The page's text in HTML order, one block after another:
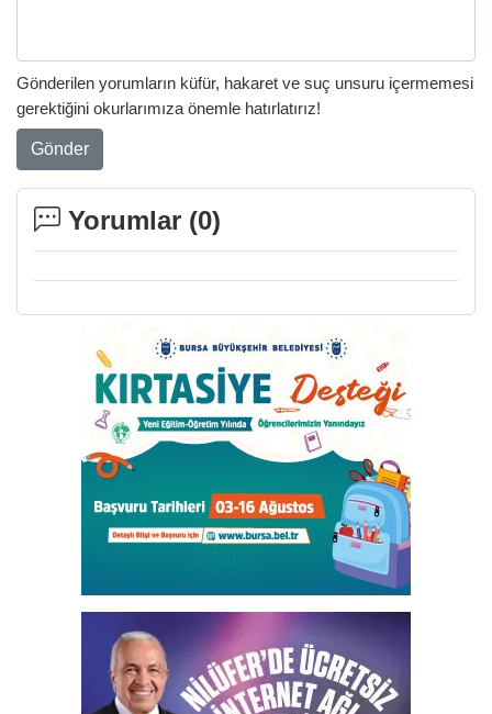
Gönderilen yorumların küfür, hakaret ve suç unsuru içermemesi
gerektiğini okurlarımıza önemle hatırlatırız!
Gönder
Yorumlar (0)